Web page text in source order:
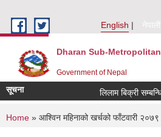
English
नेपाली
Dharan Sub-Metropolitan
Government of Nepal
सूचना
You are here
Home » आश्विन महिनाको खर्चको फाँटवारी २०७९